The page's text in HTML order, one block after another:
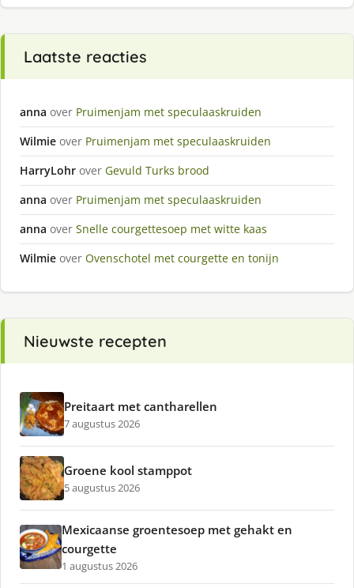
Laatste reacties
anna over Pruimenjam met speculaaskruiden
Wilmie over Pruimenjam met speculaaskruiden
HarryLohr over Gevuld Turks brood
anna over Pruimenjam met speculaaskruiden
anna over Snelle courgettesoep met witte kaas
Wilmie over Ovenschotel met courgette en tonijn
Nieuwste recepten
Preitaart met cantharellen
7 augustus 2026
Groene kool stamppot
5 augustus 2026
Mexicaanse groentesoep met gehakt en
courgette
1 augustus 2026